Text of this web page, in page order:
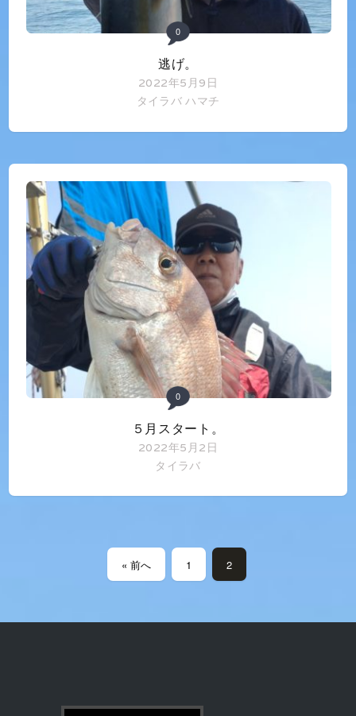
0
逃げ。
2022年5月9日
タイラバ ハマチ
0
５月スタート。
2022年5月2日
タイラバ
« 前へ 1 2